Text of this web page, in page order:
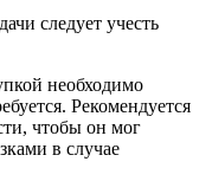
следует учесть
необходимо
Рекомендуется
чтобы он мог
в случае